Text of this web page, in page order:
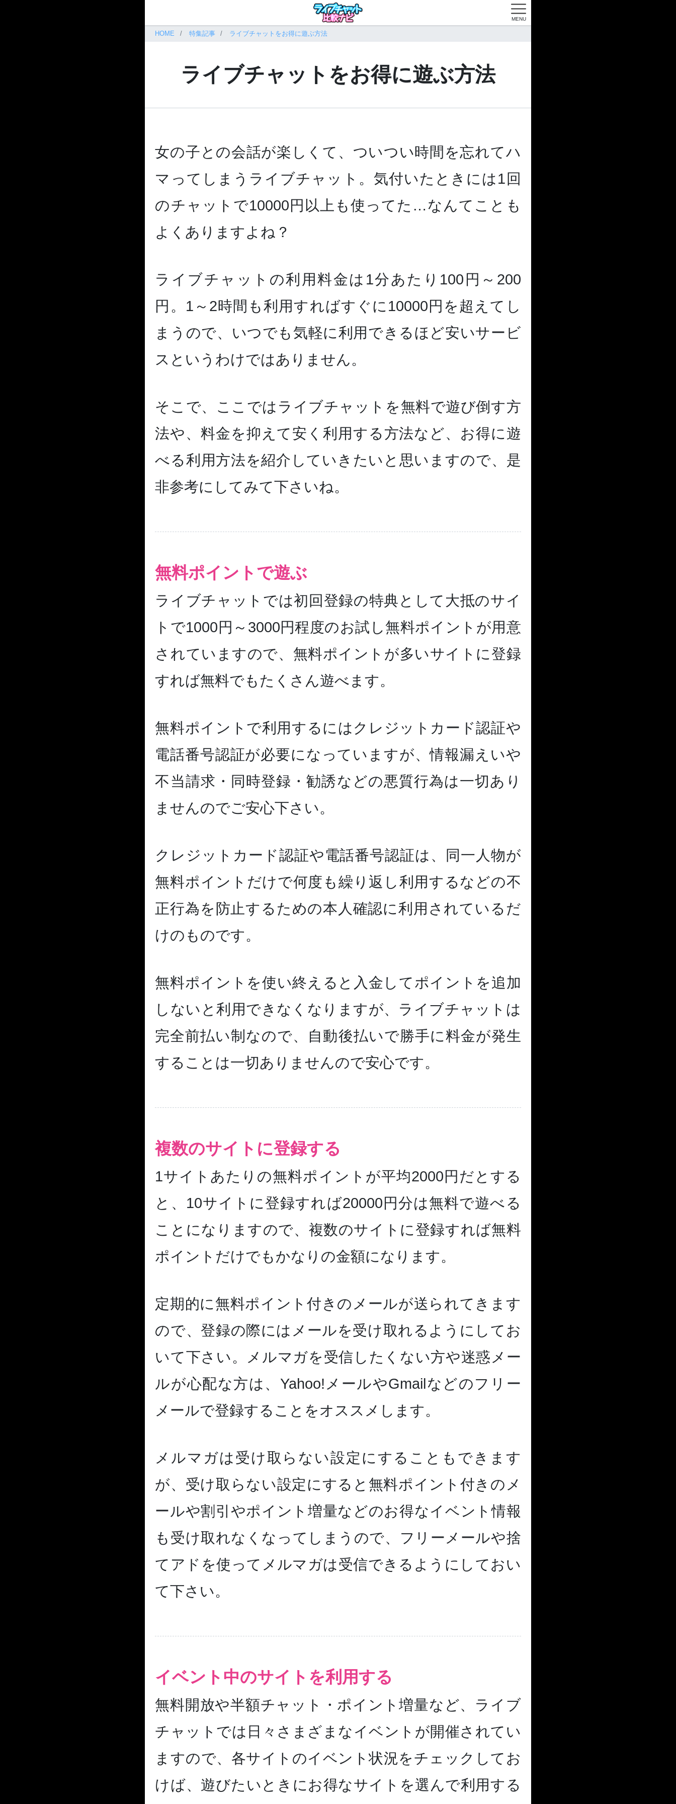
MENU
HOME 特集記事 ライブチャットをお得に遊ぶ方法
ライブチャットをお得に遊ぶ方法
女の子との会話が楽しくて、ついつい時間を忘れてハ
マってしまうライブチャット。気付いたときには1回
のチャットで10000円以上も使ってた…なんてことも
よくありますよね？
ライブチャットの利用料金は1分あたり100円～200
円。1～2時間も利用すればすぐに10000円を超えてし
まうので、いつでも気軽に利用できるほど安いサービ
スというわけではありません。
そこで、ここではライブチャットを無料で遊び倒す方
法や、料金を抑えて安く利用する方法など、お得に遊
べる利用方法を紹介していきたいと思いますので、是
非参考にしてみて下さいね。
無料ポイントで遊ぶ
ライブチャットでは初回登録の特典として大抵のサイ
トで1000円～3000円程度のお試し無料ポイントが用意
されていますので、無料ポイントが多いサイトに登録
すれば無料でもたくさん遊べます。
無料ポイントで利用するにはクレジットカード認証や
電話番号認証が必要になっていますが、情報漏えいや
不当請求・同時登録・勧誘などの悪質行為は一切あり
ませんのでご安心下さい。
クレジットカード認証や電話番号認証は、同一人物が
無料ポイントだけで何度も繰り返し利用するなどの不
正行為を防止するための本人確認に利用されているだ
けのものです。
無料ポイントを使い終えると入金してポイントを追加
しないと利用できなくなりますが、ライブチャットは
完全前払い制なので、自動後払いで勝手に料金が発生
することは一切ありませんので安心です。
複数のサイトに登録する
1サイトあたりの無料ポイントが平均2000円だとする
と、10サイトに登録すれば20000円分は無料で遊べる
ことになりますので、複数のサイトに登録すれば無料
ポイントだけでもかなりの金額になります。
定期的に無料ポイント付きのメールが送られてきます
ので、登録の際にはメールを受け取れるようにしてお
いて下さい。メルマガを受信したくない方や迷惑メー
ルが心配な方は、Yahoo!メールやGmailなどのフリー
メールで登録することをオススメします。
メルマガは受け取らない設定にすることもできます
が、受け取らない設定にすると無料ポイント付きのメ
ールや割引やポイント増量などのお得なイベント情報
も受け取れなくなってしまうので、フリーメールや捨
てアドを使ってメルマガは受信できるようにしておい
て下さい。
イベント中のサイトを利用する
無料開放や半額チャット・ポイント増量など、ライブ
チャットでは日々さまざまなイベントが開催されてい
ますので、各サイトのイベント状況をチェックしてお
けば、遊びたいときにお得なサイトを選んで利用する